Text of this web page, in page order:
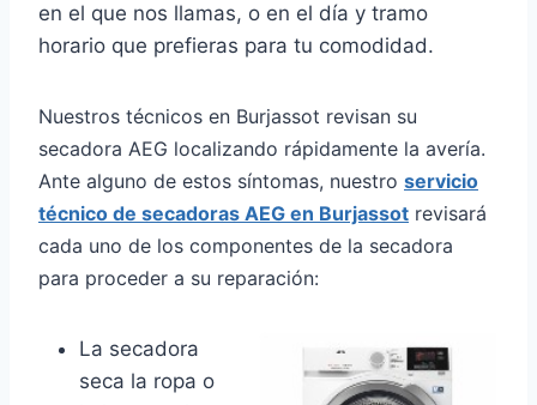
en el que nos llamas, o en el día y tramo
horario que prefieras para tu comodidad.
Nuestros técnicos en Burjassot revisan su
secadora AEG localizando rápidamente la avería.
Ante alguno de estos síntomas, nuestro servicio
técnico de secadoras AEG en Burjassot revisará
cada uno de los componentes de la secadora
para proceder a su reparación:
La secadora
seca la ropa o